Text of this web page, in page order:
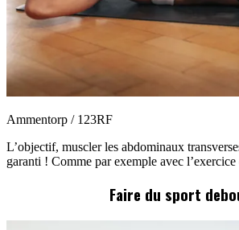
Ammentorp / 123RF
L’objectif, muscler les abdominaux
garanti ! Comme par exemple avec l’exercice
Faire du sport